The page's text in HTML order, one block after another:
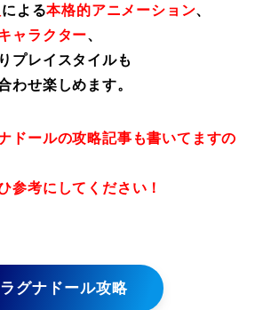
による本格的アニメーション、
ャラクター、
プレイスタイルも
わせ楽しめます。
ドールの攻略記事も書いてますの
参考にしてください！
ラグナドール攻略